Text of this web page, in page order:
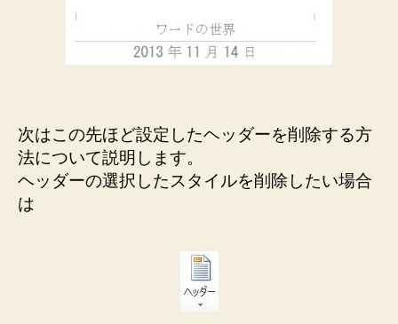
次はこの先ほど設定したヘッダーを削除する方
法について説明します。
ヘッダーの選択したスタイルを削除したい場合
は